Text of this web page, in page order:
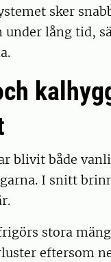
sker
under lång tid,
blivit både
I snitt
stora
eftersom